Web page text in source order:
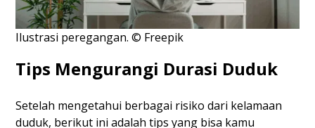
Ilustrasi peregangan. © Freepik
Tips Mengurangi Durasi Duduk
Setelah mengetahui berbagai risiko dari kelamaan
duduk, berikut ini adalah tips yang bisa kamu